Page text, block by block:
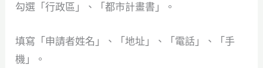
勾選「行政區」、「都市計畫書」。
填寫「申請者姓名」、「地址」、「電話」、「手
機」。